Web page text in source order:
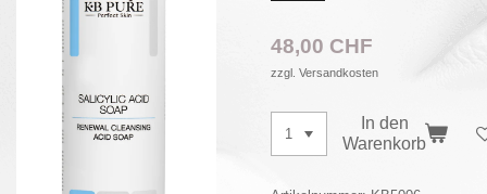
48,00 CHF
zzgl. Versandkosten
In den
Warenkorb